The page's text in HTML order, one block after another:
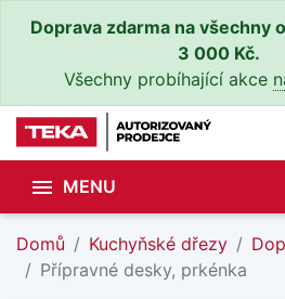
Doprava zdarma na všechny
3 000 Kč.
Všechny probíhající akce
 MENU
Domů Kuchyňské dřezy
Přípravné desky, prkénka